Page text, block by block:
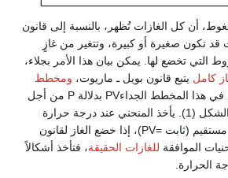
أن كل الغازات تُظهر، بالنسبة إلى قانون
قد تكون صغيرة أو كبيرة، وتتغير من غازٍ
التي تخضع لها. يمكن بيان هذا الأمر بجلاء،
كامل يتبع قانون بويل ـ ماريوت، ومخطط
. يُرسم في هذا المخطط الجداءPV بدلالة P من أجل
درجات حرارة مختلفة، الشكل (1). يأخذ المنحني عند درجة حرارة
معينة، شكل خط أفقي مستقيم (ثابت =PV)، إذا خضع الغاز لقانون
الموافقة للغازات الحقيقة، فتأخذ أشكالاً
الحرارة.